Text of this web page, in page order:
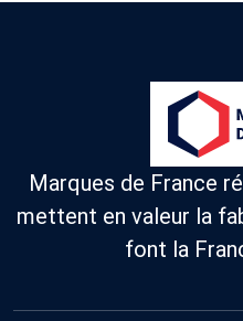
Marques de France
mettent en valeur la
font la